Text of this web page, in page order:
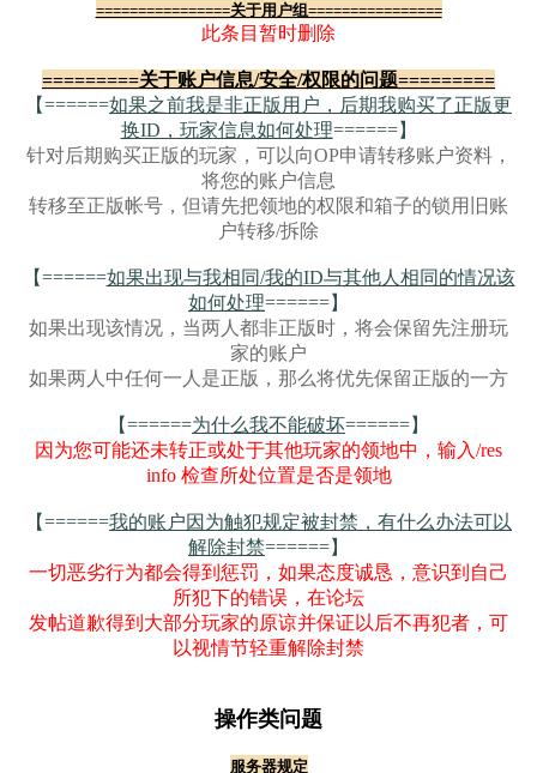
================关于用户组================
此条目暂时删除
=========关于账户信息/安全/权限的问题=========
【======如果之前我是非正版用户，后期我购买了正版更
换ID，玩家信息如何处理======】
针对后期购买正版的玩家，可以向OP申请转移账户资料，
将您的账户信息
转移至正版帐号，但请先把领地的权限和箱子的锁用旧账
户转移/拆除
【======如果出现与我相同/我的ID与其他人相同的情况该
如何处理======】
如果出现该情况，当两人都非正版时，将会保留先注册玩
家的账户
如果两人中任何一人是正版，那么将优先保留正版的一方
【======为什么我不能破坏======】
因为您可能还未转正或处于其他玩家的领地中，输入/res
info 检查所处位置是否是领地
【======我的账户因为触犯规定被封禁，有什么办法可以
解除封禁======】
一切恶劣行为都会得到惩罚，如果态度诚恳，意识到自己
所犯下的错误，在论坛
发帖道歉得到大部分玩家的原谅并保证以后不再犯者，可
以视情节轻重解除封禁
操作类问题
服务器规定